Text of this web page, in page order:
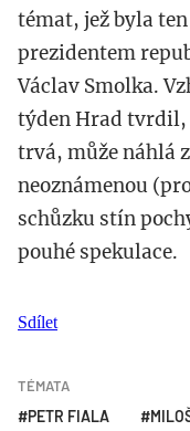
témat, jež byla
prezidentem
Václav Smolka.
týden Hrad tvrdil,
trvá, může náhlá
neoznámenou
schůzku stín
pouhé spekulace.
Sdílet
TÉMATA
PETR FIALA